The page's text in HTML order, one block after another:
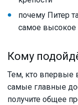
почему Питер
самое высокое
Кому
Тем, кто впервые
самые главные
получите общее